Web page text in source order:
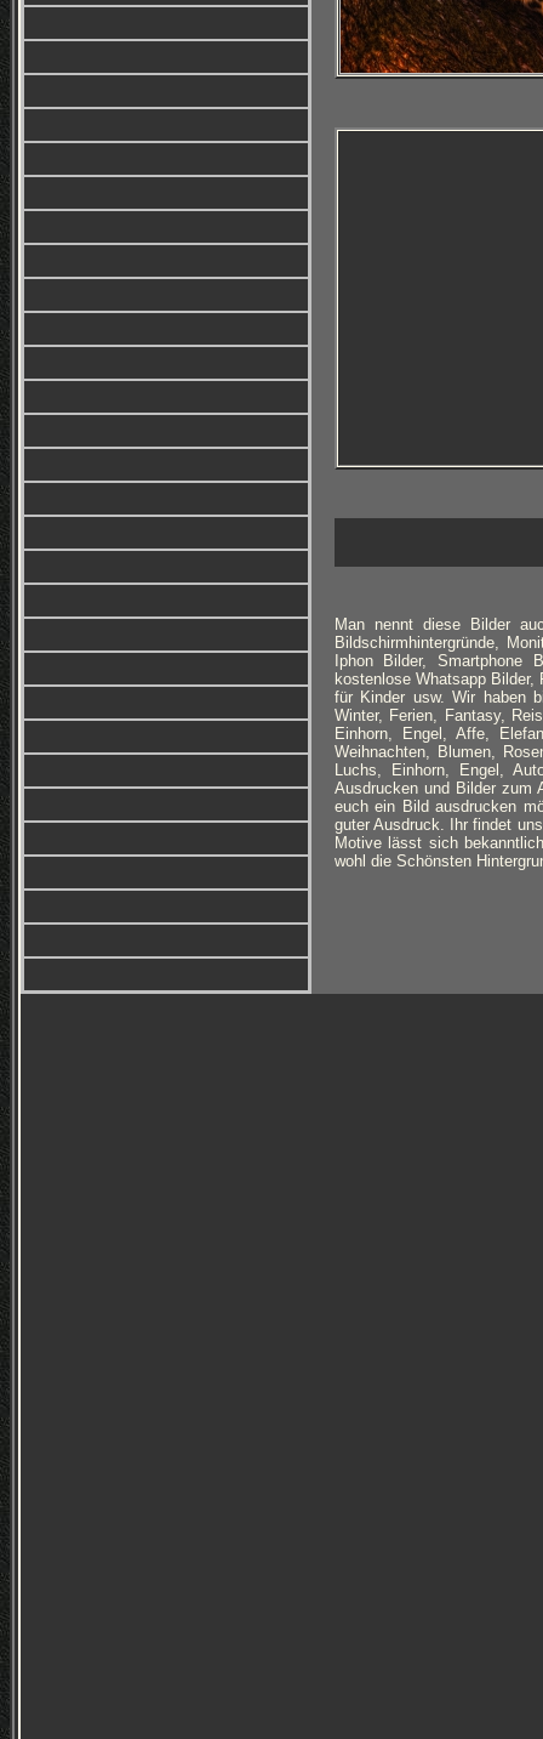
Man nennt diese Bilder
Bildschirmhintergründe,
Iphon Bilder, Smartphone
kostenlose Whatsapp
für Kinder usw. Wir haben
Winter, Ferien, Fantasy,
Einhorn, Engel, Affe,
Weihnachten, Blumen,
Luchs, Einhorn, Engel,
Ausdrucken und Bilder zum
euch ein Bild ausdrucken
guter Ausdruck. Ihr findet
Motive lässt sich
wohl die Schönsten